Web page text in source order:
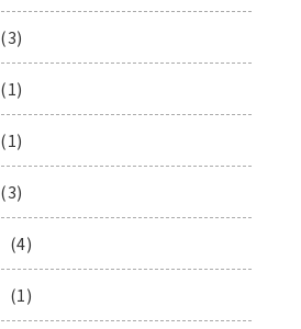
(3)
(1)
(1)
(3)
(4)
(1)